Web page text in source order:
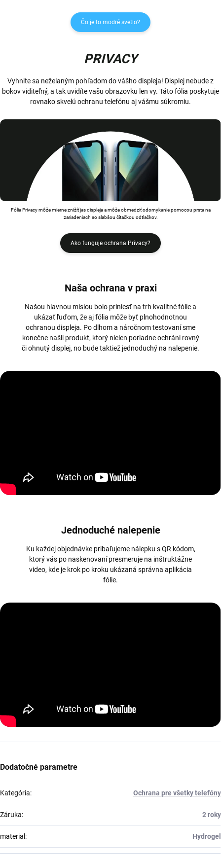
Čo je to modré svetlo?
PRIVACY
Vyhnite sa neželaným pohľadom do vášho displeja! Displej nebude z
bokov viditeľný, a tak uvidíte vašu obrazovku len vy. Táto fólia poskytuje
rovnako skvelú ochranu telefónu aj vášmu súkromiu.
Fólia Privacy môže mierne znižíť jas displeja a môže obmedziť odomykanie pomocou prsta na
zariadeniach so slabšou čítačkou odtlačkov.
Ako funguje ochrana Privacy?
Naša ochrana v praxi
Našou hlavnou misiou bolo priniesť na trh kvalitné fólie a
ukázať ľuďom, že aj fólia môže byť plnohodnotnou
ochranou displeja. Po dlhom a náročnom testovaní sme
konečne našli produkt, ktorý nielen poriadne ochráni rovný
či ohnutý displej, no bude taktiež jednoduchý na nalepenie.
Jednoduché nalepenie
Ku každej objednávke pribaľujeme nálepku s QR kódom,
ktorý vás po naskenovaní presmeruje na inštruktážne
video, kde je krok po kroku ukázaná správna aplikácia
fólie.
Dodatočné parametre
Kategória: Ochrana pre všetky telefóny
Záruka: 2 roky
material: Hydrogel